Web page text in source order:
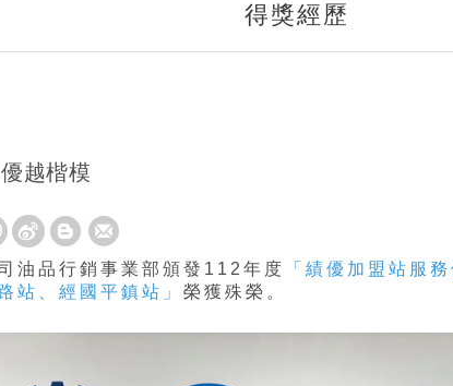
得獎經歷
越楷模
油品行銷事業部頒發112年度 「績優加盟站服
站、經國平鎮站」 榮獲殊榮。